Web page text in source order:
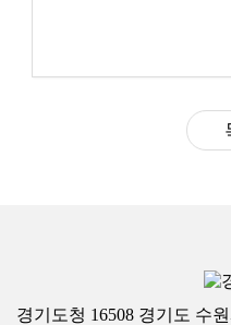
경기도청 16508 경기도 수